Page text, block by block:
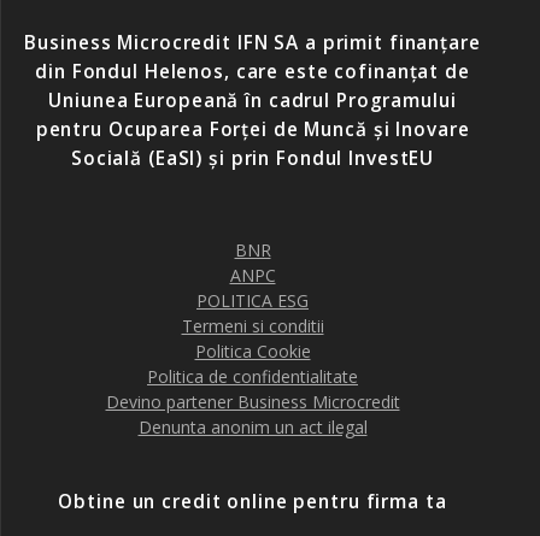
Business Microcredit IFN SA a primit finanțare
din Fondul Helenos, care este cofinanțat de
Uniunea Europeană în cadrul Programului
pentru Ocuparea Forței de Muncă și Inovare
Socială (EaSI) și prin Fondul InvestEU
BNR
ANPC
POLITICA ESG
Termeni si conditii
Politica Cookie
Politica de confidentialitate
Devino partener Business Microcredit
Denunta anonim un act ilegal
Obtine un credit online pentru firma ta